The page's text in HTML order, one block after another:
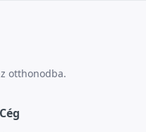
otthonodba.
Cég